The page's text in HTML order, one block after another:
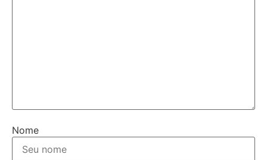
Nome